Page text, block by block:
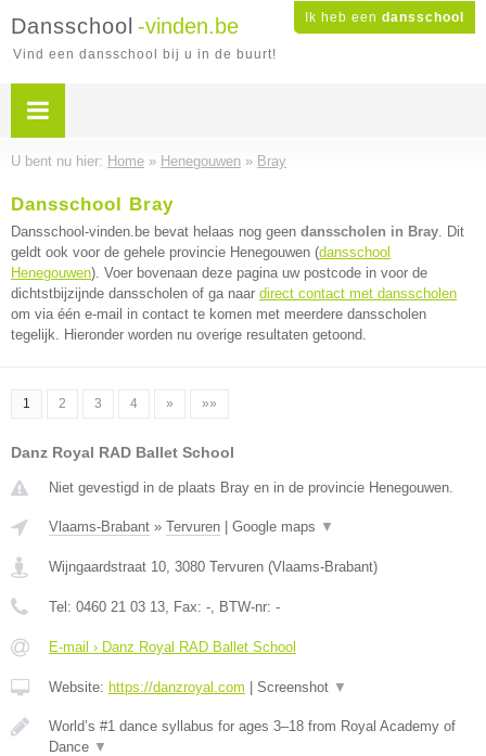
Ik heb een dansschool
Dansschool -vinden.be
Vind een dansschool bij u in de buurt!
U bent nu hier: Home » Henegouwen » Bray
Dansschool Bray
Dansschool-vinden.be bevat helaas nog geen dansscholen in Bray. Dit
geldt ook voor de gehele provincie Henegouwen (dansschool
Henegouwen). Voer bovenaan deze pagina uw postcode in voor de
dichtstbijzijnde dansscholen of ga naar direct contact met dansscholen
om via één e-mail in contact te komen met meerdere dansscholen
tegelijk. Hieronder worden nu overige resultaten getoond.
1 2 3 4 » »»
Danz Royal RAD Ballet School
Niet gevestigd in de plaats Bray en in de provincie Henegouwen.
Vlaams-Brabant » Tervuren Google maps ▼
Wijngaardstraat 10, 3080 Tervuren (Vlaams-Brabant)
Tel: 0460 21 03 13, Fax: -, BTW-nr: -
E-mail › Danz Royal RAD Ballet School
Website: https://danzroyal.com Screenshot ▼
World’s #1 dance syllabus for ages 3–18 from Royal Academy of
Dance ▼